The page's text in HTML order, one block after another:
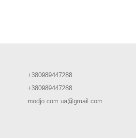
+380989447288
+380989447288
modjo.com.ua@gmail.com